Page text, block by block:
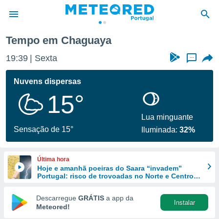
da
foi
fornecidas
a este
das
e
forma
digital
Tempo em Chaguaya
19:39 Sexta ...
Nuvens dispersas
15°
Sensação de 15°
Lua minguante
Iluminada:32%
Última hora
Hoje e amanhã poeiras do Saara “invadem”
Portugal: risco de trovoadas no Norte e Centro
Descarregue GRÁTIS a app da
Meteored!
Instalar